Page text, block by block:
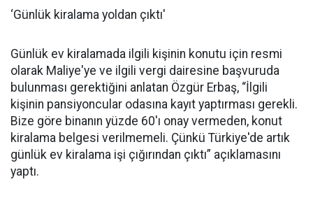
‘Günlük kiralama yoldan çıktı'
Günlük ev kiralamada ilgili kişinin konutu için resmi
olarak Maliye'ye ve ilgili vergi dairesine başvuruda
bulunması gerektiğini anlatan Özgür Erbaş, “İlgili
kişinin pansiyoncular odasına kayıt yaptırması gerekli.
Bize göre binanın yüzde 60'ı onay vermeden, konut
kiralama belgesi verilmemeli. Çünkü Türkiye'de artık
günlük ev kiralama işi çığırından çıktı” açıklamasını
yaptı.